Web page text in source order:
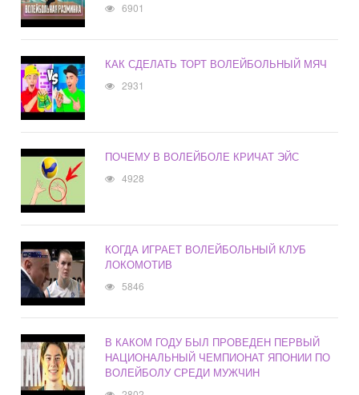
6901
КАК СДЕЛАТЬ ТОРТ ВОЛЕЙБОЛЬНЫЙ МЯЧ
2931
ПОЧЕМУ В ВОЛЕЙБОЛЕ КРИЧАТ ЭЙС
4928
КОГДА ИГРАЕТ ВОЛЕЙБОЛЬНЫЙ КЛУБ
ЛОКОМОТИВ
5846
В КАКОМ ГОДУ БЫЛ ПРОВЕДЕН ПЕРВЫЙ
НАЦИОНАЛЬНЫЙ ЧЕМПИОНАТ ЯПОНИИ ПО
ВОЛЕЙБОЛУ СРЕДИ МУЖЧИН